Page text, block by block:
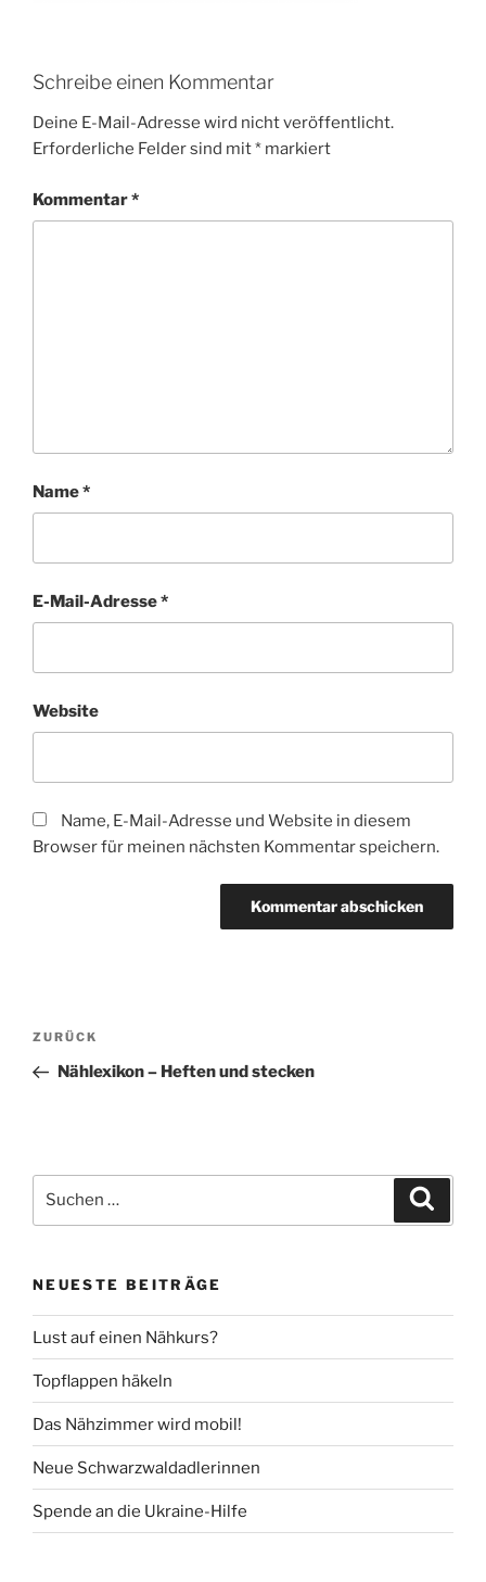
Schreibe einen Kommentar
Deine E-Mail-Adresse wird nicht veröffentlicht.
Erforderliche Felder sind mit* markiert
Kommentar*
Name*
E-Mail-Adresse*
Website
Name, E-Mail-Adresse und Website in diesem
Browser für meinen nächsten Kommentar speichern.
Beitragsnavigation
Vorheriger
Beitrag
ZURÜCK
Nählexikon – Heften und stecken
nach:
NEUESTE BEITRÄGE
Lust auf einen Nähkurs?
Topflappen häkeln
Das Nähzimmer wird mobil!
Neue Schwarzwaldadlerinnen
Spende an die Ukraine-Hilfe